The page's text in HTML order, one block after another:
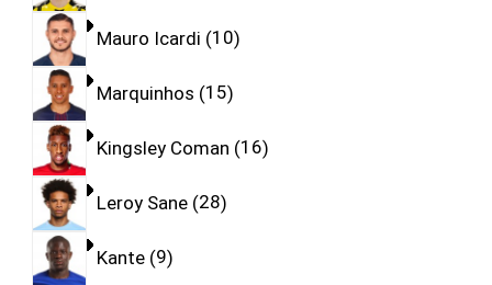
Mauro Icardi 10
Marquinhos 15
Kingsley Coman 16
Leroy Sane 28
Kante 9